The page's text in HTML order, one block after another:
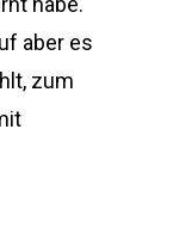
aber es
zum